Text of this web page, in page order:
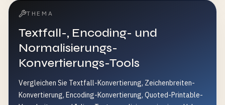
THEMA
Textfall-, Encoding- und
Normalisierungs-
Konvertierungs-Tools
Vergleichen Sie Textfall-Konvertierung, Zeichenbreiten-
Konvertierung, Encoding-Konvertierung, Quoted-Printable-